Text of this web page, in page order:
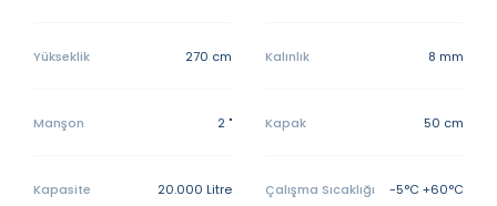
Yükseklik 270 cm Kalınlık 8 mm
Manşon 2 " Kapak 50 cm
Kapasite 20.000 Litre Çalışma Sıcaklığı -5°C +60°C